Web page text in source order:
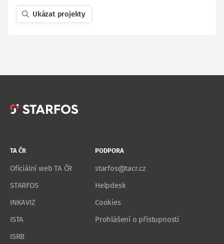
Ukázat projekty
TA ČR
Oficiální web TA ČR
STARFOS
INKAVIZ
ISTA
ISRB
PODPORA
starfos@tacr.cz
Helpdesk
Cookies
Prohlášení o přístupnosti